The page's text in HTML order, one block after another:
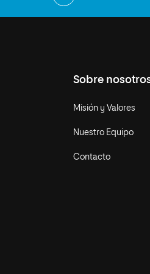
Sobre
Misión y Valores
Nuestro Equipo
Contacto